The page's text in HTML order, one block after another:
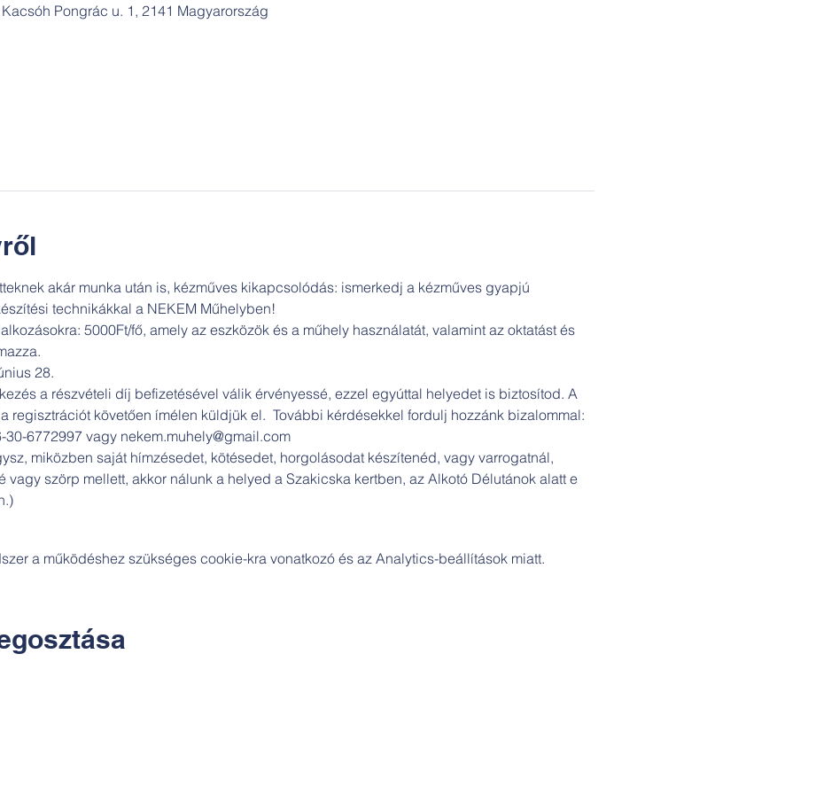
Pongrác u. 1, 2141 Magyarország
akár munka után is, kézműves kikapcsolódás: ismerkedj a kézműves gyapjú
technikákkal a NEKEM Műhelyben!
5000Ft/fő, amely az eszközök és a műhely használatát, valamint az oktatást és
28.
a részvételi díj befizetésével válik érvényessé, ezzel egyúttal helyedet is biztosítod. A
regisztrációt követően ímélen küldjük el.  További kérdésekkel fordulj hozzánk bizalommal:
6772997 vagy nekem.muhely@gmail.com
miközben saját hímzésedet, kötésedet, horgolásodat készítenéd, vagy varrogatnál,
vagy szörp mellett, akkor nálunk a helyed a Szakicska kertben, az Alkotó Délutánok alatt e
a működéshez szükséges cookie-kra vonatkozó és az Analytics-beállítások miatt.